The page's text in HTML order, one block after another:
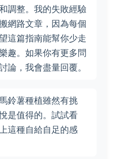
調整。我的失敗經驗
網路文章，因為每個
這篇指南能幫你少走
趣。如果你有更多問
論，我會盡量回覆。
鈴薯種植雖然有挑
是值得的。試試看
這種自給自足的感